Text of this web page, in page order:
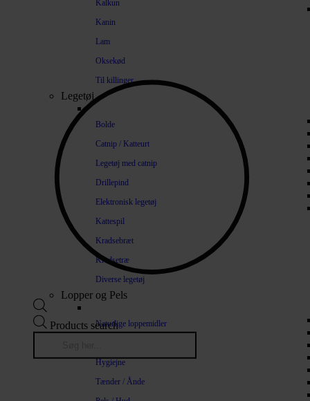
Kalkun
Kanin
Lam
Oksekød
Til killinger
Legetøj
Bolde
Catnip / Katteurt
Legetøj med catnip
Drillepind
Elektronisk legetøj
Kattespil
Kradsebræt
Kradsetræ
Diverse legetøj
Lopper og Pels
Naturlige loppemidler
Hygiejne
Tænder / Ånde
Products search